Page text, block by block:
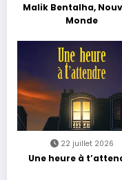
Malik Bentalha,
Monde
22 juillet 2026
Une heure à